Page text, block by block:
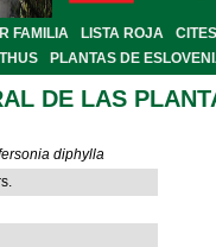
FAMILIA LISTA ROJA
CITES
PLANTAS DE
DE LAS
diphylla